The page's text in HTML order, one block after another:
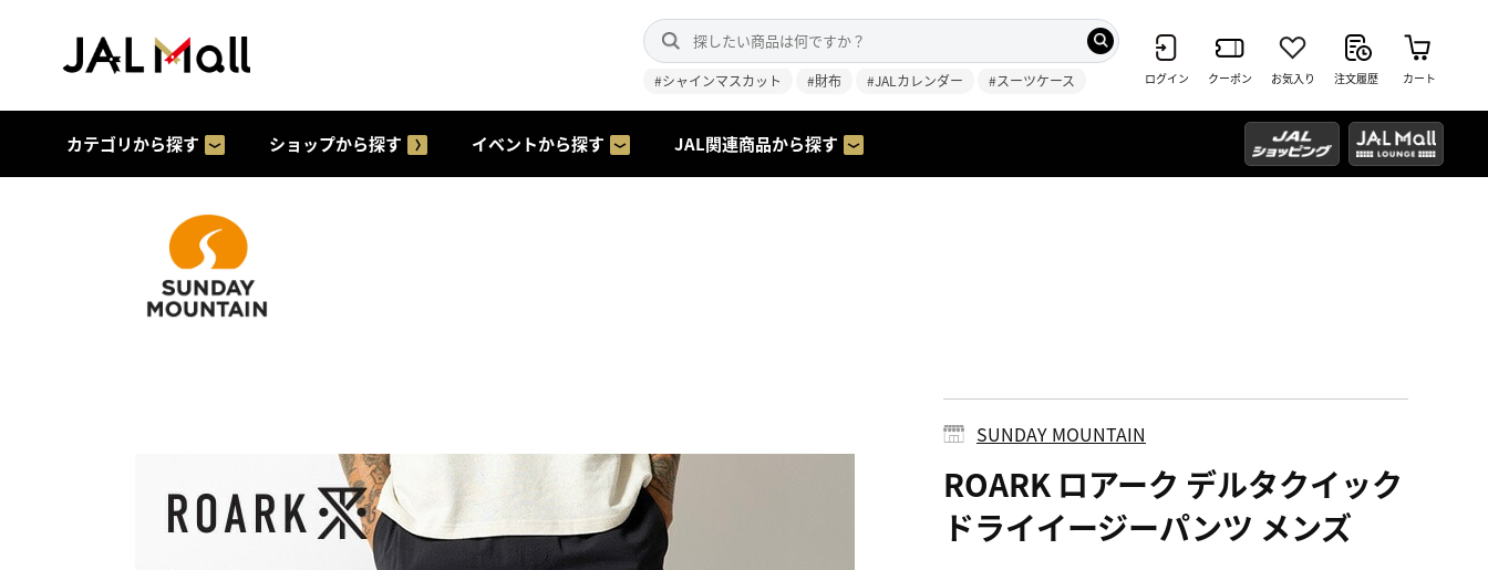
#シャインマスカット #財布 #JALカレンダー #スーツケース ログイン クーポン お気入り 注文履歴 カート
カテゴリから探す ショップから探す イベントから探す JAL関連商品から探す
SUNDAY MOUNTAIN
ROARK ロアーク デルタクイック
ドライイージーパンツ メンズ